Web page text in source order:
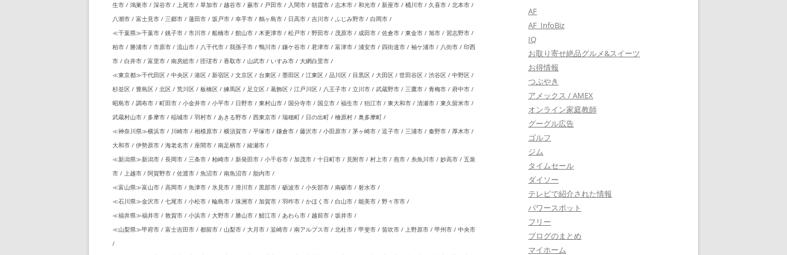
生市 / 鴻巣市 / 深谷市 / 上尾市 / 草加市 / 越谷市 / 蕨市 / 戸田市 / 入間市 / 朝霞市 / 志木市 / 和光市 / 新座市 / 桶川市 / 久喜市 / 北本市 /
八潮市 / 富士見市 / 三郷市 / 蓮田市 / 坂戸市 / 幸手市 / 鶴ヶ島市 / 日高市 / 吉川市 / ふじみ野市 / 白岡市 /
≪千葉県≫千葉市 / 銚子市 / 市川市 / 船橋市 / 館山市 / 木更津市 / 松戸市 / 野田市 / 茂原市 / 成田市 / 佐倉市 / 東金市 / 旭市 / 習志野市 /
柏市 / 勝浦市 / 市原市 / 流山市 / 八千代市 / 我孫子市 / 鴨川市 / 鎌ケ谷市 / 君津市 / 富津市 / 浦安市 / 四街道市 / 袖ケ浦市 / 八街市 / 印西
市 / 白井市 / 富里市 / 南房総市 / 匝瑳市 / 香取市 / 山武市 / いすみ市 / 大網白里市 /
≪東京都≫千代田区 / 中央区 / 港区 / 新宿区 / 文京区 / 台東区 / 墨田区 / 江東区 / 品川区 / 目黒区 / 大田区 / 世田谷区 / 渋谷区 / 中野区 /
杉並区 / 豊島区 / 北区 / 荒川区 / 板橋区 / 練馬区 / 足立区 / 葛飾区 / 江戸川区 / 八王子市 / 立川市 / 武蔵野市 / 三鷹市 / 青梅市 / 府中市 /
昭島市 / 調布市 / 町田市 / 小金井市 / 小平市 / 日野市 / 東村山市 / 国分寺市 / 国立市 / 福生市 / 狛江市 / 東大和市 / 清瀬市 / 東久留米市 /
武蔵村山市 / 多摩市 / 稲城市 / 羽村市 / あきる野市 / 西東京市 / 瑞穂町 / 日の出町 / 檜原村 / 奥多摩町 /
≪神奈川県≫横浜市 / 川崎市 / 相模原市 / 横須賀市 / 平塚市 / 鎌倉市 / 藤沢市 / 小田原市 / 茅ヶ崎市 / 逗子市 / 三浦市 / 秦野市 / 厚木市 /
大和市 / 伊勢原市 / 海老名市 / 座間市 / 南足柄市 / 綾瀬市 /
≪新潟県≫新潟市 / 長岡市 / 三条市 / 柏崎市 / 新発田市 / 小千谷市 / 加茂市 / 十日町市 / 見附市 / 村上市 / 燕市 / 糸魚川市 / 妙高市 / 五泉
市 / 上越市 / 阿賀野市 / 佐渡市 / 魚沼市 / 南魚沼市 / 胎内市 /
≪富山県≫富山市 / 高岡市 / 魚津市 / 氷見市 / 滑川市 / 黒部市 / 砺波市 / 小矢部市 / 南砺市 / 射水市 /
≪石川県≫金沢市 / 七尾市 / 小松市 / 輪島市 / 珠洲市 / 加賀市 / 羽咋市 / かほく市 / 白山市 / 能美市 / 野々市市 /
≪福井県≫福井市 / 敦賀市 / 小浜市 / 大野市 / 勝山市 / 鯖江市 / あわら市 / 越前市 / 坂井市 /
≪山梨県≫甲府市 / 富士吉田市 / 都留市 / 山梨市 / 大月市 / 韮崎市 / 南アルプス市 / 北杜市 / 甲斐市 / 笛吹市 / 上野原市 / 甲州市 / 中央市
/
AF
AF_InfoBiz
IQ
お取り寄せ絶品グルメ&スイーツ
お得情報
つぶやき
アメックス / AMEX
オンライン家庭教師
グーグル広告
ゴルフ
ジム
タイムセール
ダイソー
テレビで紹介された情報
パワースポット
フリー
ブログのまとめ
マイホーム